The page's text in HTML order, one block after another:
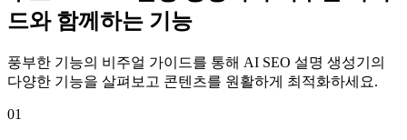
드와 함께하는 기능
풍부한 기능의 비주얼 가이드를 통해 AI SEO 설명 생성기의
다양한 기능을 살펴보고 콘텐츠를 원활하게 최적화하세요.
01